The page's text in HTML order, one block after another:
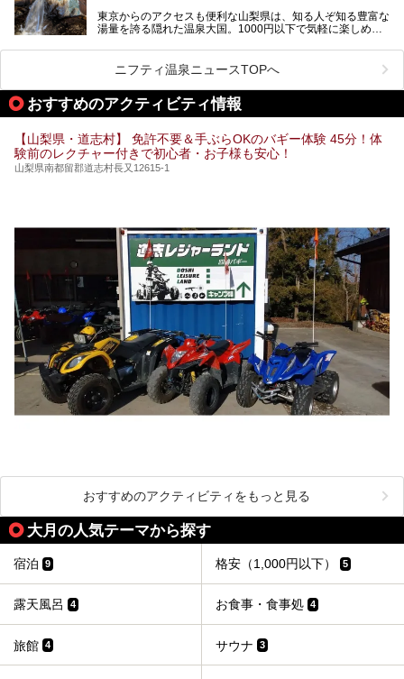
します。
東京からのアクセスも便利な山梨県は、知る人ぞ知る豊富な
湯量を誇る隠れた温泉大国。1000円以下で気軽に楽しめ
も、これからの季節に嬉しい、じんわりと体の芯まで温ま
る“ぬる湯”が豊富なのも魅力。今回は、湯質も抜群で心ゆく
までリラックスできる山梨のお得な日帰り温泉を、実際体験
した感想と共に紹介します。
※ぬる湯とは35℃～39℃程度の体温に近いぬるめ温泉のこ
ニフティ温泉ニュースTOPへ
おすすめのアクティビティ情報
【山梨県・道志村】 免許不要＆手ぶらOKのバギー体験 45分！体
験前のレクチャー付きで初心者・お子様も安心！
山梨県南都留郡道志村長又12615-1
おすすめのアクティビティをもっと見る
大月の人気テーマから探す
宿泊 9 格安（1,000円以下） 5
露天風呂 4 お食事・食事処 4
旅館 4 サウナ 3